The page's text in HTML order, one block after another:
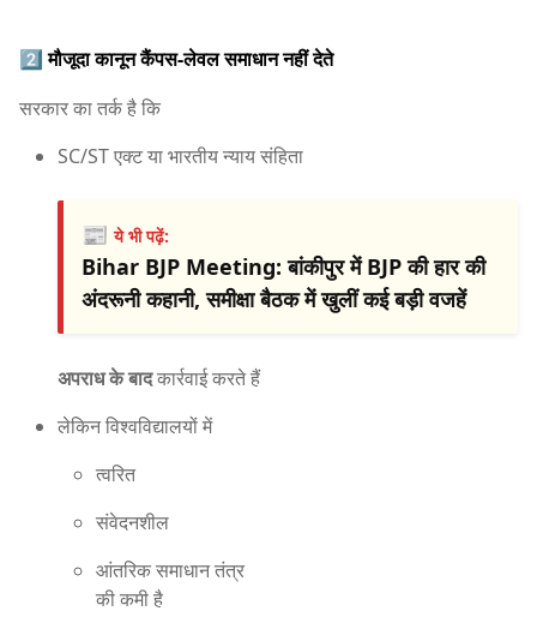
2️⃣मौजूदा कानून कैंपस-लेवल समाधान नहीं देते
सरकार का तर्क है कि
SC/ST एक्ट या भारतीय न्याय संहिता
📰ये भी पढ़ें:
Bihar BJP Meeting: बांकीपुर में BJP की हार की
अंदरूनी कहानी, समीक्षा बैठक में खुलीं कई बड़ी वजहें
अपराध के बादकार्रवाई करते हैं
लेकिन विश्वविद्यालयों में
त्वरित
संवेदनशील
आंतरिक समाधान तंत्र
की कमी है